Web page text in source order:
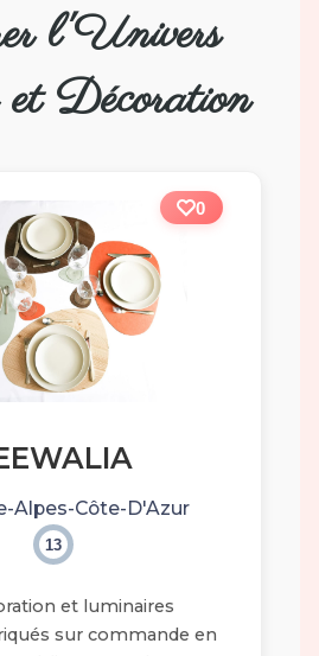
l'Univers
Décoration
0
Alpes-Côte-D'Azur
13
et luminaires
sur commande en